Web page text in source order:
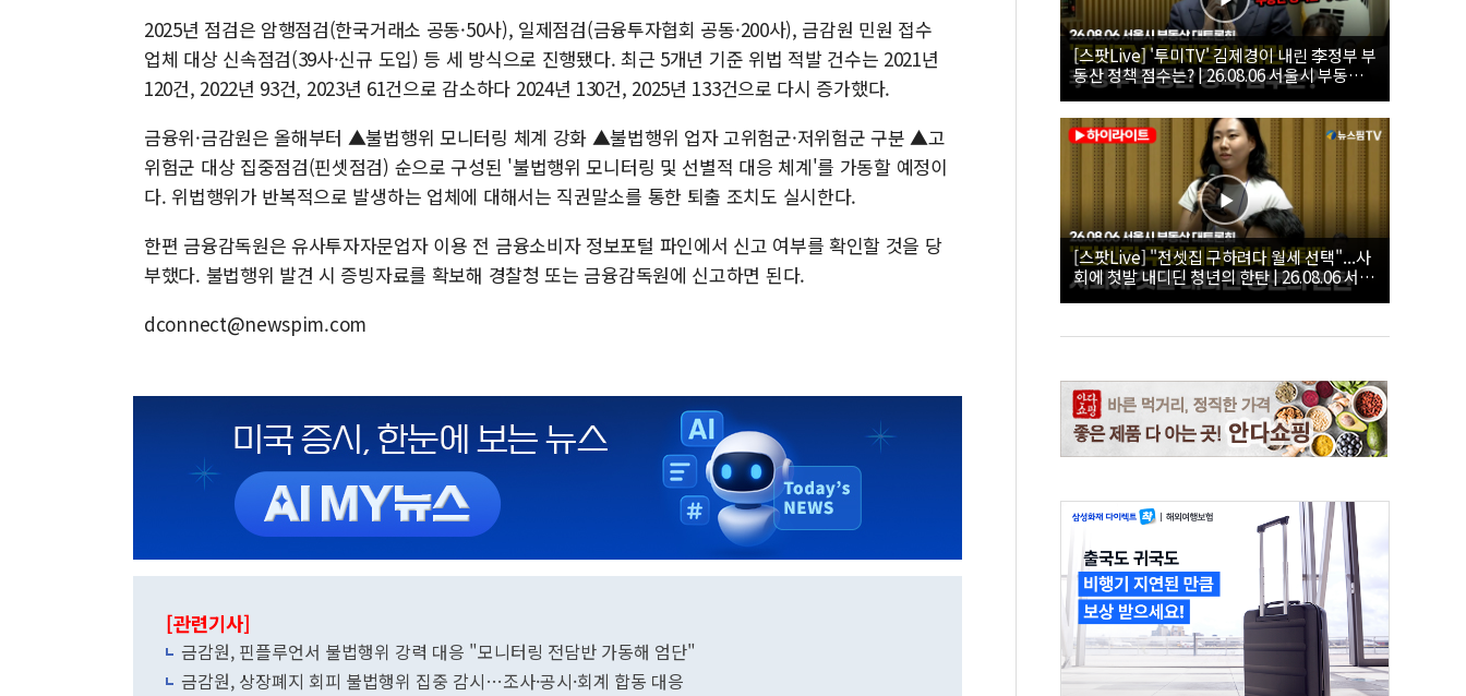
2025년 점검은 암행점검(한국거래소 공동·50사), 일제점검(금융투자협회 공동·200사), 금감원 민원 접수
업체 대상 신속점검(39사·신규 도입) 등 세 방식으로 진행됐다. 최근 5개년 기준 위법 적발 건수는 2021년
120건, 2022년 93건, 2023년 61건으로 감소하다 2024년 130건, 2025년 133건으로 다시 증가했다.
금융위·금감원은 올해부터 ▲불법행위 모니터링 체계 강화 ▲불법행위 업자 고위험군·저위험군 구분 ▲고
위험군 대상 집중점검(핀셋점검) 순으로 구성된 '불법행위 모니터링 및 선별적 대응 체계'를 가동할 예정이
다. 위법행위가 반복적으로 발생하는 업체에 대해서는 직권말소를 통한 퇴출 조치도 실시한다.
한편 금융감독원은 유사투자자문업자 이용 전 금융소비자 정보포털 파인에서 신고 여부를 확인할 것을 당
부했다. 불법행위 발견 시 증빙자료를 확보해 경찰청 또는 금융감독원에 신고하면 된다.
dconnect@newspim.com
[관련기사]
금감원, 핀플루언서 불법행위 강력 대응 "모니터링 전담반 가동해 엄단"
금감원, 상장폐지 회피 불법행위 집중 감시…조사·공시·회계 합동 대응
[스팟Live] '투미TV' 김제경이 내린 李정부 부
동산 정책 점수는? | 26.08.06 서울시 부동산
대토론회
[스팟Live] "전셋집 구하려다 월세 선택"...사
회에 첫발 내디딘 청년의 한탄 | 26.08.06 서울
시 부동산 대토론회